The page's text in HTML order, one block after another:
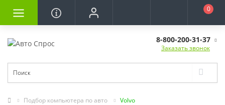
0
8-800-200-31-37
Заказать звонок
Подбор компьютера по авто Volvo